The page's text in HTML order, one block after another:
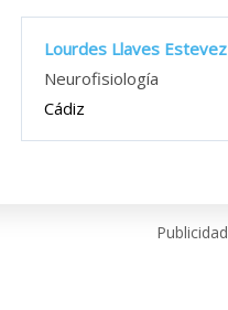
Lourdes Llaves Estevez
Neurofisiología
Cádiz
Publicidad